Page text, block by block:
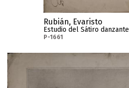
Rubián, Evaristo
Estudio del Sátiro danzante
P-1661